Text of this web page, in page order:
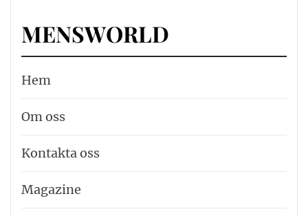
MENSWORLD
Hem
Om oss
Kontakta oss
Magazine